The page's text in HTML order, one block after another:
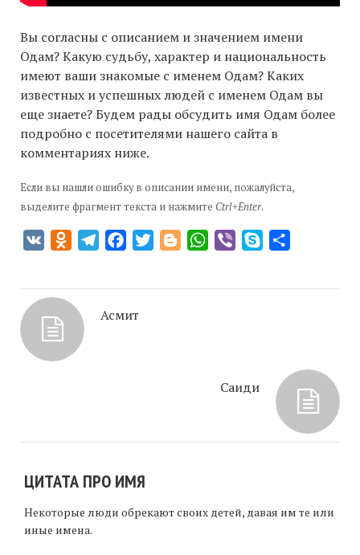
Вы согласны с описанием и значением имени
Одам? Какую судьбу, характер и национальность
имеют ваши знакомые с именем Одам? Каких
известных и успешных людей с именем Одам вы
еще знаете? Будем рады обсудить имя Одам более
подробно с посетителями нашего сайта в
комментариях ниже.
Если вы нашли ошибку в описании имени, пожалуйста,
выделите фрагмент текста и нажмите Ctrl+Enter.
VK Odnoklassniki
TelegramFacebookTwitterBloggerWhatsApp
Viber Skype
Асмит
Саиди
ЦИТАТА ПРО ИМЯ
Некоторые люди обрекают своих детей, давая им те или
иные имена.